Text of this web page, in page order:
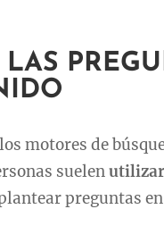
motores de
suelenutilizar
preguntas